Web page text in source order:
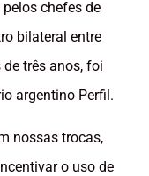
chefes de
bilateral entre
três anos, foi
argentino Perfil.
nossas trocas,
o uso de